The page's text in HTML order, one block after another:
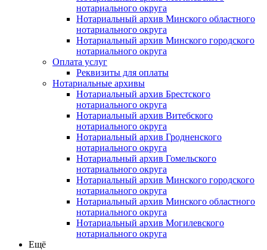
нотариального округа
Нотариальный архив Минского областного
нотариального округа
Нотариальный архив Минского городского
нотариального округа
Оплата услуг
Реквизиты для оплаты
Нотариальные архивы
Нотариальный архив Брестского
нотариального округа
Нотариальный архив Витебского
нотариального округа
Нотариальный архив Гродненского
нотариального округа
Нотариальный архив Гомельского
нотариального округа
Нотариальный архив Минского городского
нотариального округа
Нотариальный архив Минского областного
нотариального округа
Нотариальный архив Могилевского
нотариального округа
Ещё